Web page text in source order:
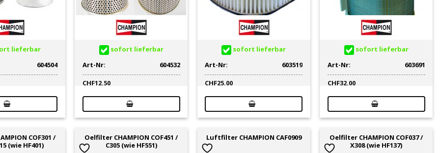
lieferbar
604504
sofort lieferbar
Art-Nr:
604532
CHF12.50
sofort lieferbar
Art-Nr:
603519
CHF25.00
sofort lieferbar
Art-Nr:
603691
CHF32.00
COF301 /
(wie HF401)
Oelfilter CHAMPION COF451 /
C305 (wie HF551)
Luftfilter CHAMPION CAF0909
Oelfilter CHAMPION COF037 /
X308 (wie HF137)